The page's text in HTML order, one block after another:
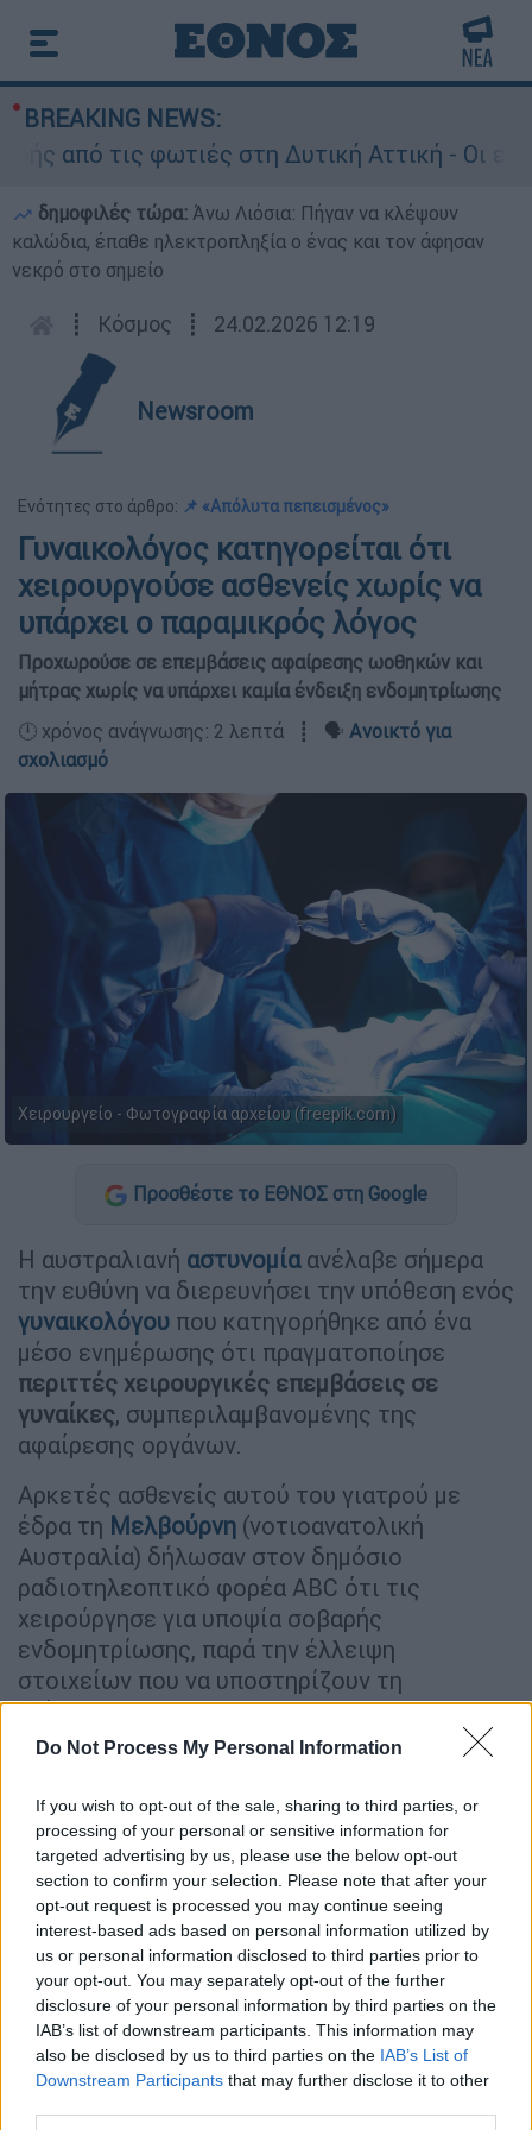
Do Not Process My Personal Information
If you wish to opt-out of the sale, sharing to third parties, or
processing of your personal or sensitive information for
targeted advertising by us, please use the below opt-out
section to confirm your selection. Please note that after your
opt-out request is processed you may continue seeing
interest-based ads based on personal information utilized by
us or personal information disclosed to third parties prior to
your opt-out. You may separately opt-out of the further
disclosure of your personal information by third parties on the
IAB’s list of downstream participants. This information may
also be disclosed by us to third parties on the IAB’s List of
Downstream Participants that may further disclose it to other
BREAKING NEWS:
τις φωτιές στη Δυτική Αττική - Οι
δημοφιλές τώρα: Άνω Λιόσια: Πήγαν να κλέψουν
καλώδια, έπαθε ηλεκτροπληξία ο ένας και τον άφησαν
νεκρό στο σημείο
┋ Κόσμος ┋ 24.02.2026 12:19
Newsroom
Ενότητες στο άρθρο: 📌 «Απόλυτα πεπεισμένος»
Γυναικολόγος κατηγορείται ότι
χειρουργούσε ασθενείς χωρίς να
υπάρχει ο παραμικρός λόγος
Προχωρούσε σε επεμβάσεις αφαίρεσης ωοθηκών και
μήτρας χωρίς να υπάρχει καμία ένδειξη ενδομητρίωσης
🕛 χρόνος ανάγνωσης: 2 λεπτά ┋ 🗣️ Ανοικτό για
σχολιασμό
Χειρουργείο - Φωτογραφία αρχείου (freepik.com)
Προσθέστε το ΕΘΝΟΣ στη Google
Η αυστραλιανή αστυνομίαανέλαβε σήμερα
την ευθύνη να διερευνήσει την υπόθεση ενός
γυναικολόγου που κατηγορήθηκε από ένα
μέσο ενημέρωσης ότι πραγματοποίησε
περιττές χειρουργικές επεμβάσεις σε
γυναίκες, συμπεριλαμβανομένης της
αφαίρεσης οργάνων.
Αρκετές ασθενείς αυτού του γιατρού με
έδρα τη Μελβούρνη (νοτιοανατολική
Αυστραλία) δήλωσαν στον δημόσιο
ραδιοτηλεοπτικό φορέα ABC ότι τις
χειρούργησε για υποψία σοβαρής
ενδομητρίωσης, παρά την έλλειψη
στοιχείων που να υποστηρίζουν τη
διάγνωση.
Κόσμος|24.02.2026 07:50
Σε άλλον πλανήτη: Influencer
πλήρωσε 14.000 δολάρια για πρώτη
θέση στη Singapore Airlines... μόνο
για την εμπειρία
Αρκετές ανέφεραν ότι υπέφεραν από πόνο